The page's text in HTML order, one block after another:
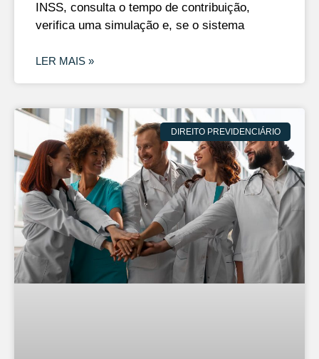
INSS, consulta o tempo de contribuição,
verifica uma simulação e, se o sistema
LER MAIS »
DIREITO PREVIDENCIÁRIO